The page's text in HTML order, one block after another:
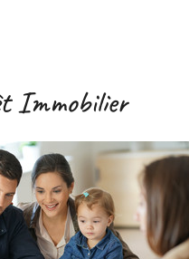
Immobilier